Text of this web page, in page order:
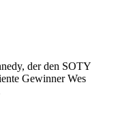
der den SOTY
Gewinner Wes